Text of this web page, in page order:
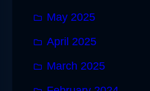
May 2025
April 2025
March 2025